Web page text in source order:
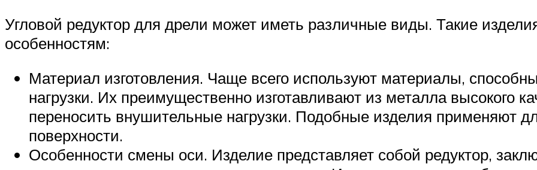
Угловой редуктор для дрели может иметь различные виды. Такие
особенностям:
Материал изготовления. Чаще всего используют материалы,
нагрузки. Их преимущественно изготавливают из металла высокого
переносить внушительные нагрузки. Подобные изделия применяют
поверхности.
Особенности смены оси. Изделие представляет собой редуктор,